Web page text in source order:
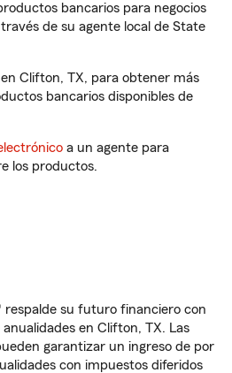
bancarios para negocios
de su agente local de State
Clifton, TX, para obtener más
bancarios disponibles de
a un agente para
los productos.
respalde su futuro financiero con
en Clifton, TX. Las
garantizar un ingreso de por
con impuestos diferidos